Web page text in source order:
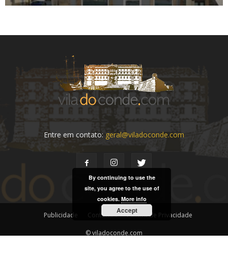
Entre em contato: geral@viladoconde.com
Publicidade Contactos Política de Privacidade
© viladoconde.com
By continuing to use the
site, you agree to the use of
cookies. More info
Accept